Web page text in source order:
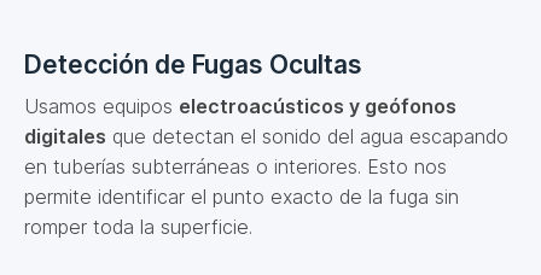
Detección de Fugas Ocultas
Usamos equipos electroacústicos y geófonos
digitales que detectan el sonido del agua escapando
en tuberías subterráneas o interiores. Esto nos
permite identificar el punto exacto de la fuga sin
romper toda la superficie.